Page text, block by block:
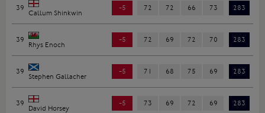
39
Callum Shinkwin
-5 72 72 66 73 283
39
Rhys Enoch
-5 72 69 72 70 283
39
Stephen Gallacher
-5 71 68 75 69 283
39
David Horsey
-5 73 69 72 69 283